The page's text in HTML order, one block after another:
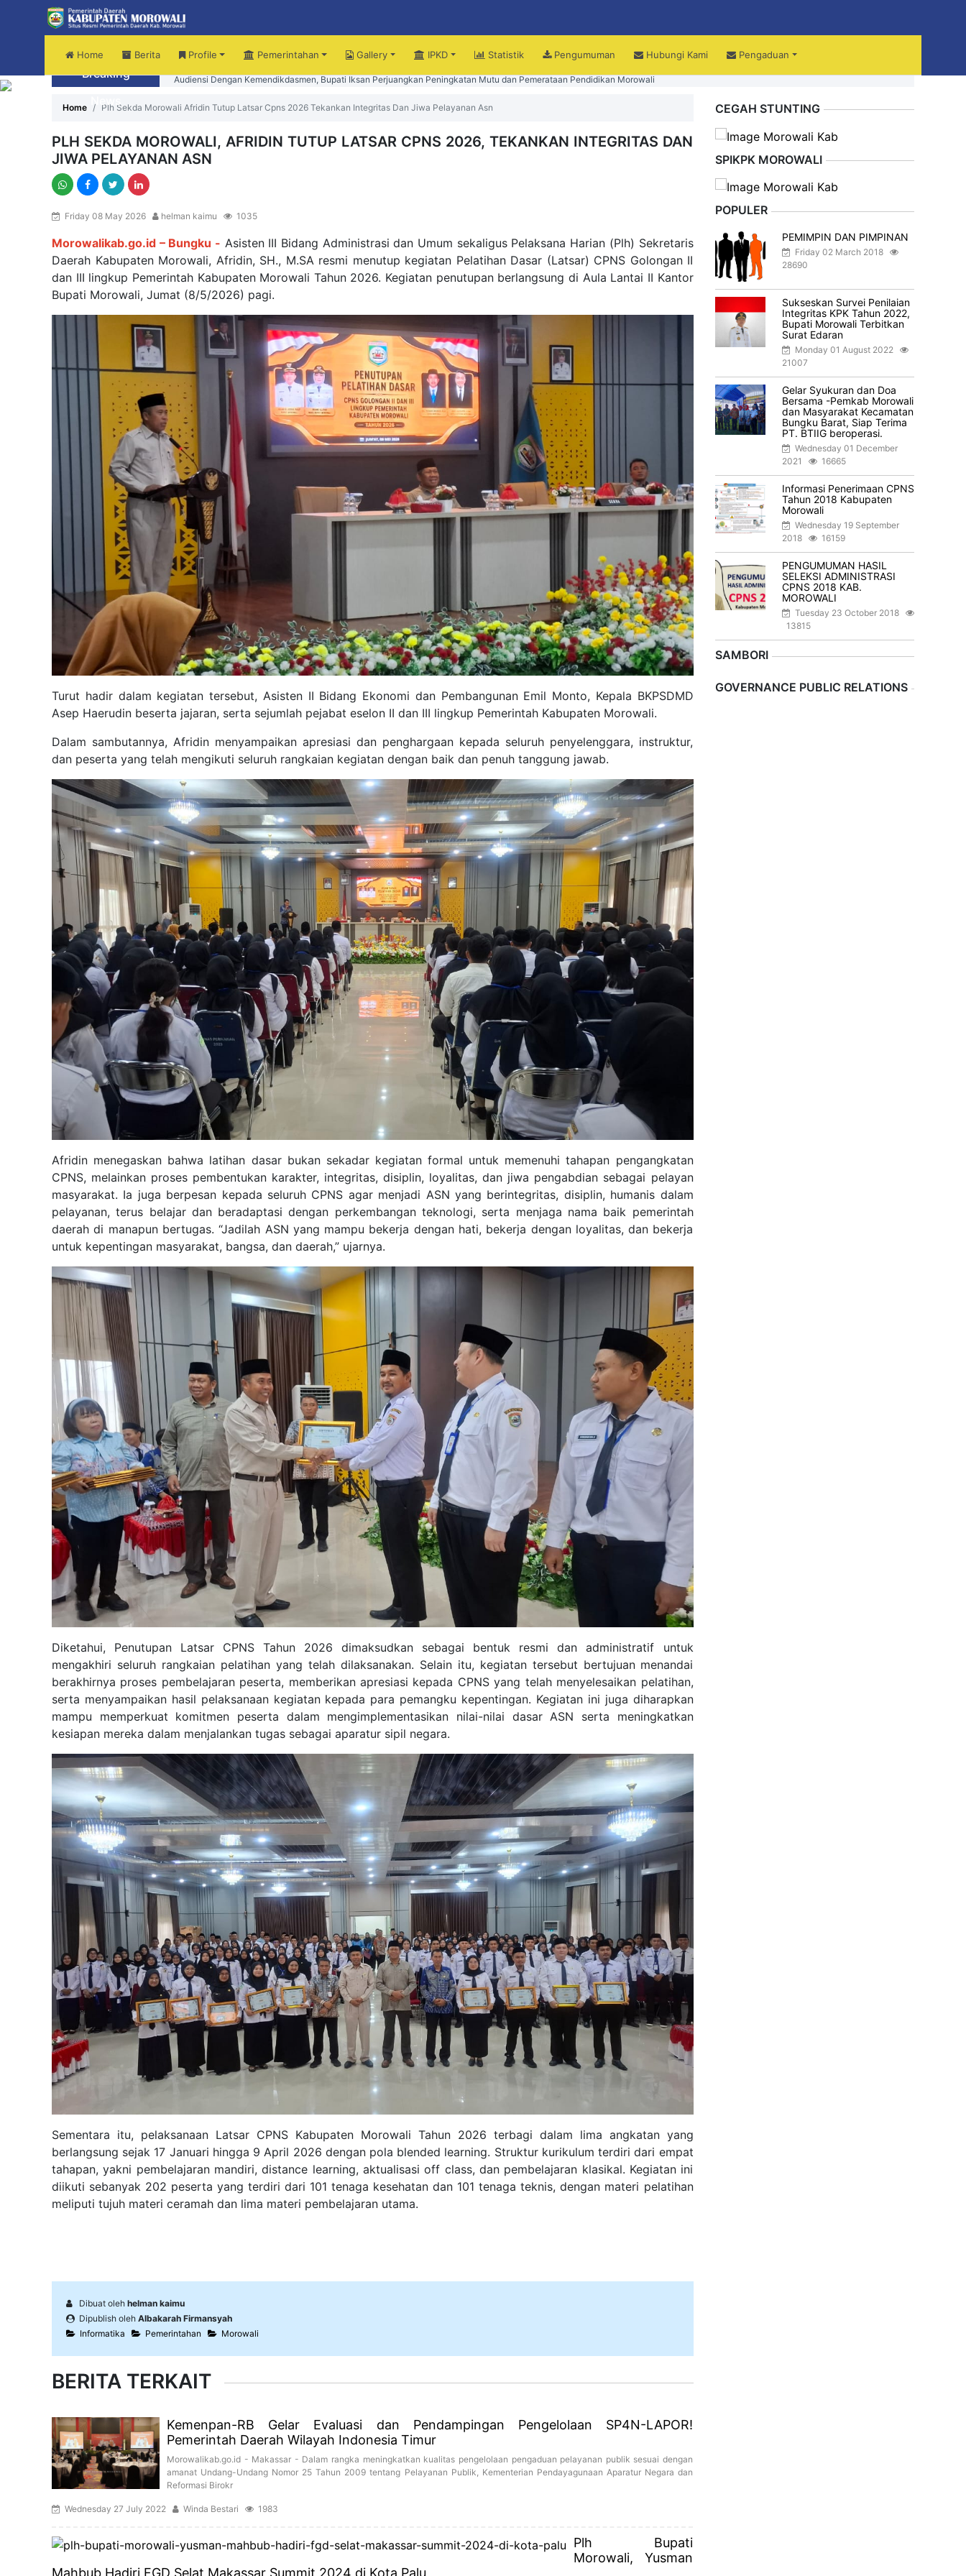
Home Berita Profile Pemerintahan Gallery IPKD Statistik Pengumuman Hubungi Kami Pengaduan
Breaking
News
Audiensi Dengan Kemendikdasmen, Bupati Iksan Perjuangkan Peningkatan Mutu dan Pemerataan Pendidikan Morowali
Home Plh Sekda Morowali Afridin Tutup Latsar Cpns 2026 Tekankan Integritas Dan Jiwa Pelayanan Asn
PLH SEKDA MOROWALI, AFRIDIN TUTUP LATSAR CPNS 2026, TEKANKAN INTEGRITAS DAN
JIWA PELAYANAN ASN
Friday 08 May 2026 helman kaimu 1035
Morowalikab.go.id – Bungku - Asisten III Bidang Administrasi dan Umum sekaligus Pelaksana Harian (Plh) Sekretaris
Daerah Kabupaten Morowali, Afridin, SH., M.SA resmi menutup kegiatan Pelatihan Dasar (Latsar) CPNS Golongan II
dan III lingkup Pemerintah Kabupaten Morowali Tahun 2026. Kegiatan penutupan berlangsung di Aula Lantai II Kantor
Bupati Morowali, Jumat (8/5/2026) pagi.
Turut hadir dalam kegiatan tersebut, Asisten II Bidang Ekonomi dan Pembangunan Emil Monto, Kepala BKPSDMD
Asep Haerudin beserta jajaran, serta sejumlah pejabat eselon II dan III lingkup Pemerintah Kabupaten Morowali.
Dalam sambutannya, Afridin menyampaikan apresiasi dan penghargaan kepada seluruh penyelenggara, instruktur,
dan peserta yang telah mengikuti seluruh rangkaian kegiatan dengan baik dan penuh tanggung jawab.
Afridin menegaskan bahwa latihan dasar bukan sekadar kegiatan formal untuk memenuhi tahapan pengangkatan
CPNS, melainkan proses pembentukan karakter, integritas, disiplin, loyalitas, dan jiwa pengabdian sebagai pelayan
masyarakat. Ia juga berpesan kepada seluruh CPNS agar menjadi ASN yang berintegritas, disiplin, humanis dalam
pelayanan, terus belajar dan beradaptasi dengan perkembangan teknologi, serta menjaga nama baik pemerintah
daerah di manapun bertugas. “Jadilah ASN yang mampu bekerja dengan hati, bekerja dengan loyalitas, dan bekerja
untuk kepentingan masyarakat, bangsa, dan daerah,” ujarnya.
Diketahui, Penutupan Latsar CPNS Tahun 2026 dimaksudkan sebagai bentuk resmi dan administratif untuk
mengakhiri seluruh rangkaian pelatihan yang telah dilaksanakan. Selain itu, kegiatan tersebut bertujuan menandai
berakhirnya proses pembelajaran peserta, memberikan apresiasi kepada CPNS yang telah menyelesaikan pelatihan,
serta menyampaikan hasil pelaksanaan kegiatan kepada para pemangku kepentingan. Kegiatan ini juga diharapkan
mampu memperkuat komitmen peserta dalam mengimplementasikan nilai-nilai dasar ASN serta meningkatkan
kesiapan mereka dalam menjalankan tugas sebagai aparatur sipil negara.
Sementara itu, pelaksanaan Latsar CPNS Kabupaten Morowali Tahun 2026 terbagi dalam lima angkatan yang
berlangsung sejak 17 Januari hingga 9 April 2026 dengan pola blended learning. Struktur kurikulum terdiri dari empat
tahapan, yakni pembelajaran mandiri, distance learning, aktualisasi off class, dan pembelajaran klasikal. Kegiatan ini
diikuti sebanyak 202 peserta yang terdiri dari 101 tenaga kesehatan dan 101 tenaga teknis, dengan materi pelatihan
meliputi tujuh materi ceramah dan lima materi pembelajaran utama.
Dibuat oleh helman kaimu
Dipublish oleh Albakarah Firmansyah
Informatika
Pemerintahan Morowali
BERITA TERKAIT
Kemenpan-RB Gelar Evaluasi dan Pendampingan Pengelolaan SP4N-LAPOR!
Pemerintah Daerah Wilayah Indonesia Timur
Morowalikab.go.id - Makassar - Dalam rangka meningkatkan kualitas pengelolaan pengaduan pelayanan publik sesuai dengan
amanat Undang-Undang Nomor 25 Tahun 2009 tentang Pelayanan Publik, Kementerian Pendayagunaan Aparatur Negara dan
Reformasi Birokr
Wednesday 27 July 2022 Winda Bestari 1983
Plh Bupati
Morowali, Yusman
CEGAH STUNTING
SPIKPK MOROWALI
POPULER
PEMIMPIN DAN PIMPINAN
Friday 02 March 2018
28690
Sukseskan Survei Penilaian
Integritas KPK Tahun 2022,
Bupati Morowali Terbitkan
Surat Edaran
Monday 01 August 2022
21007
Gelar Syukuran dan Doa
Bersama -Pemkab Morowali
dan Masyarakat Kecamatan
Bungku Barat, Siap Terima
PT. BTIIG beroperasi.
Wednesday 01 December
2021
16665
Informasi Penerimaan CPNS
Tahun 2018 Kabupaten
Morowali
Wednesday 19 September
2018
16159
PENGUMUMAN HASIL
SELEKSI ADMINISTRASI
CPNS 2018 KAB.
MOROWALI
Tuesday 23 October 2018
13815
SAMBORI
Previous
Next
GOVERNANCE PUBLIC RELATIONS